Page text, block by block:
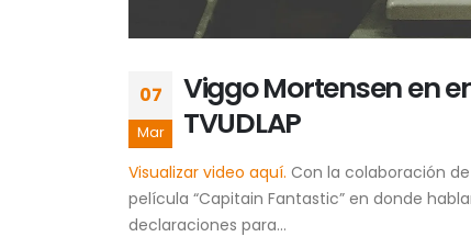
07
Mar
Viggo Mortensen en
TVUDLAP
Visualizar video aquí. Con la colaboración
película “Capitain Fantastic” en donde
declaraciones para...